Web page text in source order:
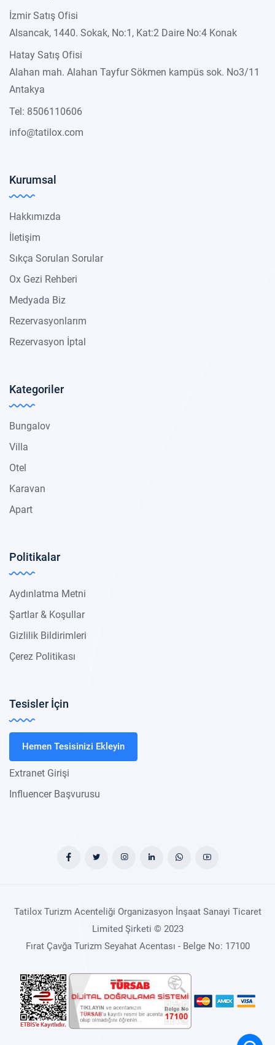
İzmir Satış Ofisi
Alsancak, 1440. Sokak, No:1, Kat:2 Daire No:4 Konak
Hatay Satış Ofisi
Alahan mah. Alahan Tayfur Sökmen kampüs sok. No3/11
Antakya
Tel: 8506110606
info@tatilox.com
Kurumsal
Hakkımızda
İletişim
Sıkça Sorulan Sorular
Ox Gezi Rehberi
Medyada Biz
Rezervasyonlarım
Rezervasyon İptal
Kategoriler
Bungalov
Villa
Otel
Karavan
Apart
Politikalar
Aydınlatma Metni
Şartlar & Koşullar
Gizlilik Bildirimleri
Çerez Politikası
Tesisler İçin
Hemen Tesisinizi Ekleyin
Extranet Girişi
Influencer Başvurusu
Tatilox Turizm Acenteliği Organizasyon İnşaat Sanayi Ticaret
Limited Şirketi © 2023
Fırat Çavğa Turizm Seyahat Acentası - Belge No: 17100